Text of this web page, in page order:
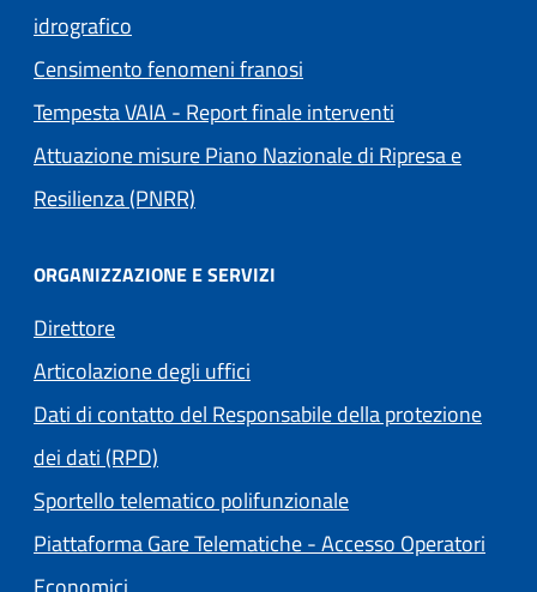
idrografico
Censimento fenomeni franosi
Tempesta VAIA - Report finale interventi
Attuazione misure Piano Nazionale di Ripresa e
Resilienza (PNRR)
ORGANIZZAZIONE E SERVIZI
Direttore
Articolazione degli uffici
Dati di contatto del Responsabile della protezione
dei dati (RPD)
Sportello telematico polifunzionale
Piattaforma Gare Telematiche - Accesso Operatori